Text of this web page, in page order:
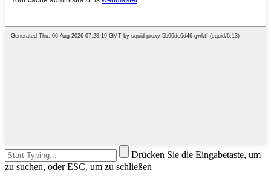
Drücken Sie die Eingabetaste, um
zu suchen, oder ESC, um zu schließen